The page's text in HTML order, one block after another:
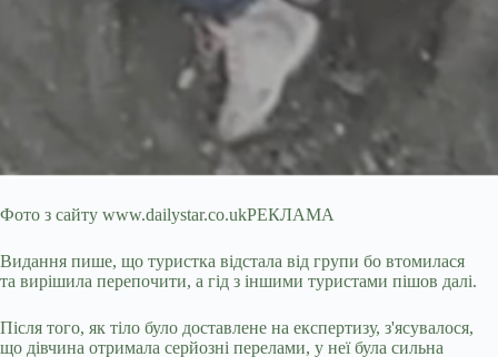
Фото з сайту www.dailystar.co.ukРЕКЛАМА
Видання пише, що туристка відстала від групи бо втомилася
та вирішила перепочити, а гід з іншими туристами пішов далі.
Після того, як тіло було доставлене на експертизу, з'ясувалося,
що дівчина отримала серйозні перелами, у неї була сильна